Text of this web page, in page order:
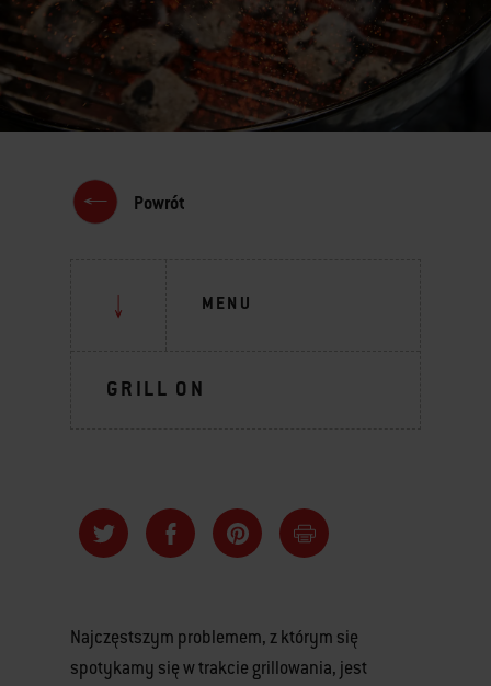
Powrót
MENU
GRILL ON
Najczęstszym problemem, z którym się
spotykamy się w trakcie grillowania, jest